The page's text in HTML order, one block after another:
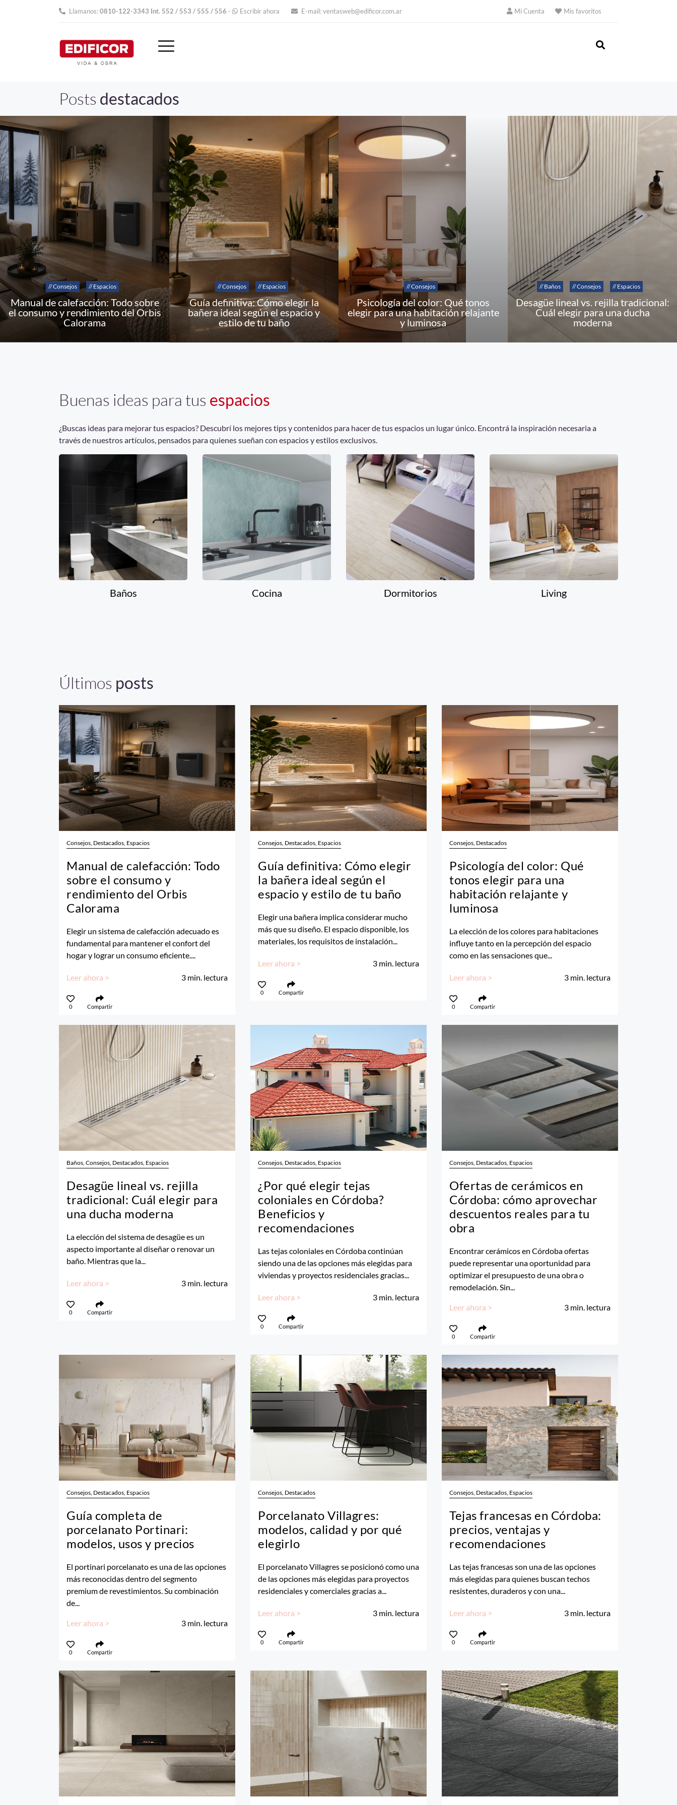
Llamanos:0810-122-3343 Int. 552 / 553 / 555 / 556 - Escribir ahora E-mail:ventasweb@edificor.com.ar Mi Cuenta Mis favoritos
Posts destacados
// Consejos // Espacios
Manual de calefacción: Todo sobre
el consumo y rendimiento del Orbis
Calorama
// Consejos // Espacios
Guía definitiva: Cómo elegir la
bañera ideal según el espacio y
estilo de tu baño
// Consejos
Psicología del color: Qué tonos
elegir para una habitación relajante
y luminosa
// Baños // Consejos // Espacios
Desagüe lineal vs. rejilla tradicional:
Cuál elegir para una ducha
moderna
Buenas ideas para tus espacios
¿Buscas ideas para mejorar tus espacios? Descubrí los mejores tips y contenidos para hacer de tus espacios un lugar único. Encontrá la inspiración necesaria a
través de nuestros artículos, pensados para quienes sueñan con espacios y estilos exclusivos.
Baños Cocina Dormitorios Living
Últimos posts
Consejos, Destacados, Espacios
Manual de calefacción: Todo
sobre el consumo y
rendimiento del Orbis
Calorama
Elegir un sistema de calefacción adecuado es
fundamental para mantener el confort del
hogar y lograr un consumo eficiente....
Leer ahora > 3 min. lectura
0 Compartir
Consejos, Destacados, Espacios
Guía definitiva: Cómo elegir
la bañera ideal según el
espacio y estilo de tu baño
Elegir una bañera implica considerar mucho
más que su diseño. El espacio disponible, los
materiales, los requisitos de instalación...
Leer ahora > 3 min. lectura
0 Compartir
Consejos, Destacados
Psicología del color: Qué
tonos elegir para una
habitación relajante y
luminosa
La elección de los colores para habitaciones
influye tanto en la percepción del espacio
como en las sensaciones que...
Leer ahora > 3 min. lectura
0 Compartir
Baños, Consejos, Destacados, Espacios
Desagüe lineal vs. rejilla
tradicional: Cuál elegir para
una ducha moderna
La elección del sistema de desagüe es un
aspecto importante al diseñar o renovar un
baño. Mientras que la...
Leer ahora > 3 min. lectura
0 Compartir
Consejos, Destacados, Espacios
¿Por qué elegir tejas
coloniales en Córdoba?
Beneficios y
recomendaciones
Las tejas coloniales en Córdoba continúan
siendo una de las opciones más elegidas para
viviendas y proyectos residenciales gracias...
Leer ahora > 3 min. lectura
0 Compartir
Consejos, Destacados, Espacios
Ofertas de cerámicos en
Córdoba: cómo aprovechar
descuentos reales para tu
obra
Encontrar cerámicos en Córdoba ofertas
puede representar una oportunidad para
optimizar el presupuesto de una obra o
remodelación. Sin...
Leer ahora > 3 min. lectura
0 Compartir
Consejos, Destacados, Espacios
Guía completa de
porcelanato Portinari:
modelos, usos y precios
El portinari porcelanato es una de las opciones
más reconocidas dentro del segmento
premium de revestimientos. Su combinación
de...
Leer ahora > 3 min. lectura
0 Compartir
Consejos, Destacados
Porcelanato Villagres:
modelos, calidad y por qué
elegirlo
El porcelanato Villagres se posicionó como una
de las opciones más elegidas para proyectos
residenciales y comerciales gracias a...
Leer ahora > 3 min. lectura
0 Compartir
Consejos, Destacados, Espacios
Tejas francesas en Córdoba:
precios, ventajas y
recomendaciones
Las tejas francesas son una de las opciones
más elegidas para quienes buscan techos
resistentes, duraderos y con una...
Leer ahora > 3 min. lectura
0 Compartir